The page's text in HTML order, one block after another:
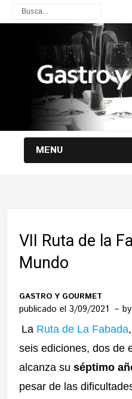
MENU
VII Ruta de la
Mundo
GASTRO Y GOURMET
publicado el 3/09/2021
La Ruta de La Fabada
seis ediciones, dos de
alcanza suséptimo
pesar de las